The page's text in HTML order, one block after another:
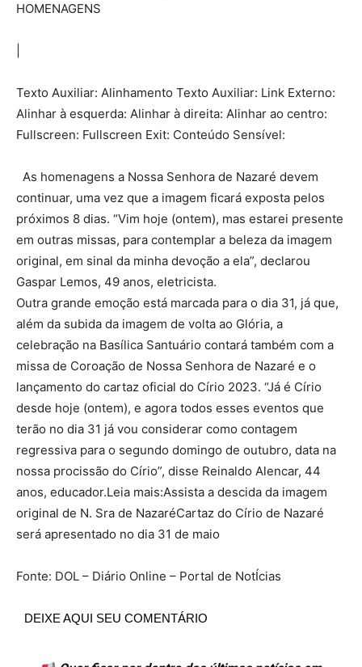
HOMENAGENS
Texto Auxiliar: Alinhamento Texto Auxiliar: Link Externo:
Alinhar à esquerda: Alinhar à direita: Alinhar ao centro:
Fullscreen: Fullscreen Exit: Conteúdo Sensível:
As homenagens a Nossa Senhora de Nazaré devem
continuar, uma vez que a imagem ficará exposta pelos
próximos 8 dias. “Vim hoje (ontem), mas estarei presente
em outras missas, para contemplar a beleza da imagem
original, em sinal da minha devoção a ela”, declarou
Gaspar Lemos, 49 anos, eletricista.
Outra grande emoção está marcada para o dia 31, já que,
além da subida da imagem de volta ao Glória, a
celebração na Basílica Santuário contará também com a
missa de Coroação de Nossa Senhora de Nazaré e o
lançamento do cartaz oficial do Círio 2023. “Já é Círio
desde hoje (ontem), e agora todos esses eventos que
terão no dia 31 já vou considerar como contagem
regressiva para o segundo domingo de outubro, data na
nossa procissão do Círio”, disse Reinaldo Alencar, 44
anos, educador.Leia mais:Assista a descida da imagem
original de N. Sra de NazaréCartaz do Círio de Nazaré
será apresentado no dia 31 de maio
Fonte: DOL – Diário Online – Portal de NotÍcias
DEIXE AQUI SEU COMENTÁRIO